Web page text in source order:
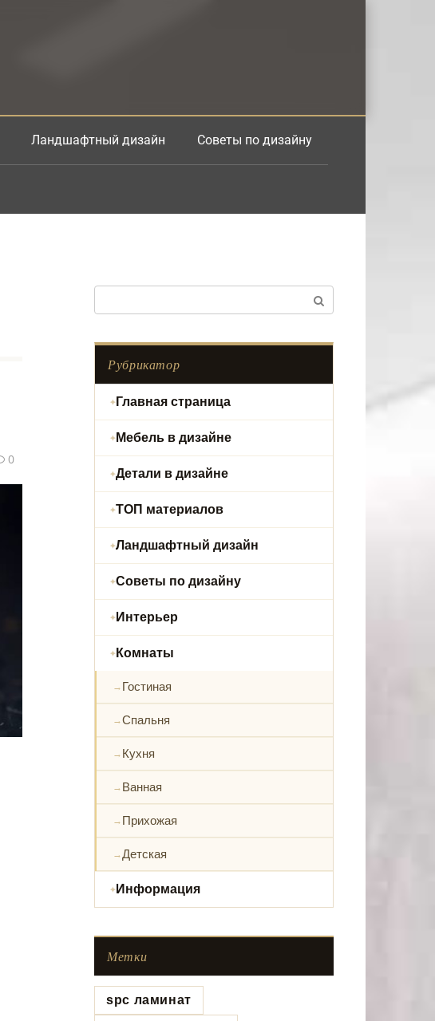
Ландшафтный дизайн Советы по дизайну
0
Рубрикатор
Главная страница
Мебель в дизайне
Детали в дизайне
ТОП материалов
Ландшафтный дизайн
Советы по дизайну
Интерьер
Комнаты
Гостиная
Спальня
Кухня
Ванная
Прихожая
Детская
Информация
Метки
spc ламинат